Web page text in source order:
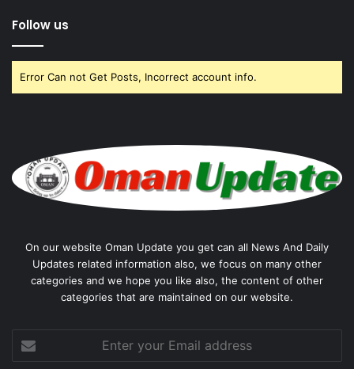
Follow us
Error Can not Get Posts, Incorrect account info.
On our website Oman Update you get can all News And Daily
Updates related information also, we focus on many other
categories and we hope you like also, the content of other
categories that are maintained on our website.
your